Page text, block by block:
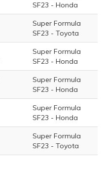
SF23 - Honda
Super Formula
SF23 - Toyota
Super Formula
SF23 - Honda
Super Formula
SF23 - Honda
Super Formula
SF23 - Honda
Super Formula
SF23 - Toyota